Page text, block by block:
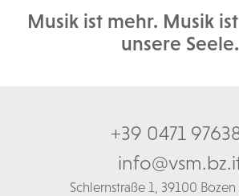
Musik ist mehr. Musik
unsere Seele.
+39 0471
Schlernstraße 1, 39100